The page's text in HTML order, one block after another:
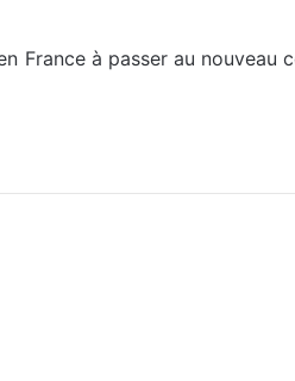
France à passer au nouveau